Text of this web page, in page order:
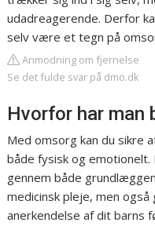
udadreagerende. Derfor
selv være et tegn på
Anmodning om fjernelse
Se det fulde svar på dmo.dk
Hvorfor har man
Med omsorg kan du sikre
både fysisk og
gennem både
medicinsk pleje, men
anerkendelse af dit barns